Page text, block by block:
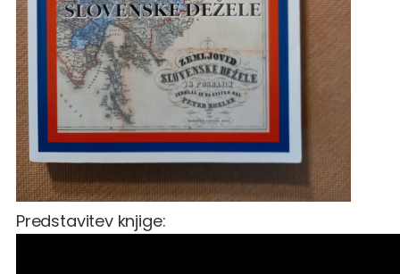
Predstavitev knjige: